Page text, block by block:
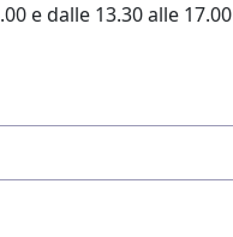
e dalle 13.30 alle 17.00